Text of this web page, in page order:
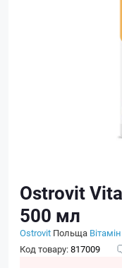
Ostrovit
500 мл
Ostrovit Польща
Код товару:817009